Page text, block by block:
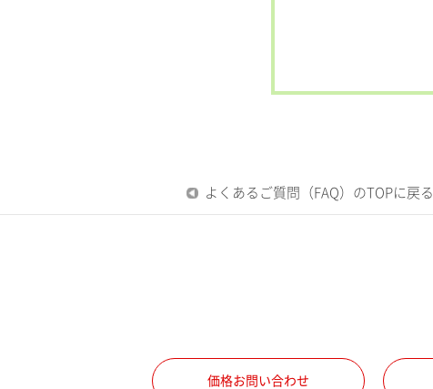
よくあるご質問（FAQ）のTOPに戻る
価格お問い合わせ